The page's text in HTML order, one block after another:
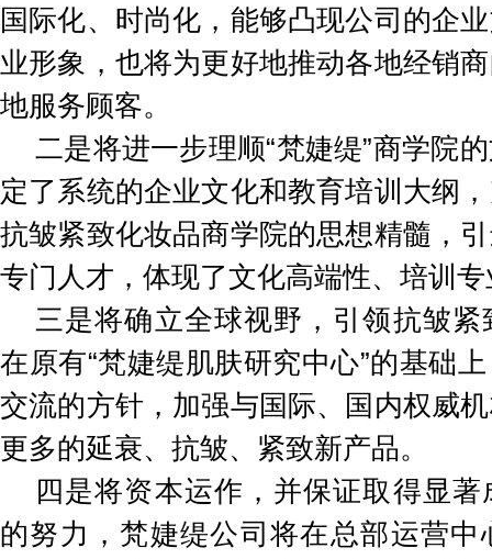
国际化、时尚化，能够凸现公司的企
业形象，也将为更好地推动各地经销
地服务顾客。
二是将进一步理顺“梵婕缇”商学院
定了系统的企业文化和教育培训大纲
抗皱紧致化妆品商学院的思想精髓，
专门人才，体现了文化高端性、培训
三是将确立全球视野，引领抗皱
在原有“梵婕缇肌肤研究中心”的基础
交流的方针，加强与国际、国内权威
更多的延衰、抗皱、紧致新产品。
四是将资本运作，并保证取得显
的努力，梵婕缇公司将在总部运营中